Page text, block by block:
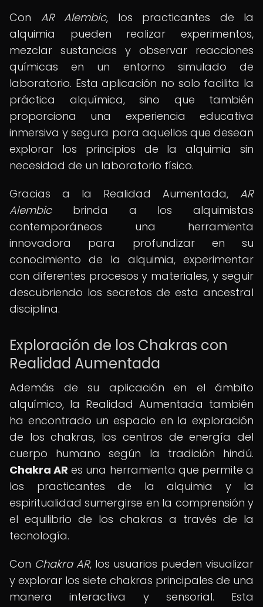
Con AR Alembic, los practicantes de la
alquimia pueden realizar experimentos,
mezclar sustancias y observar reacciones
químicas en un entorno simulado de
laboratorio. Esta aplicación no solo facilita la
práctica alquímica, sino que también
proporciona una experiencia educativa
inmersiva y segura para aquellos que desean
explorar los principios de la alquimia sin
necesidad de un laboratorio físico.
Gracias a la Realidad Aumentada, AR
Alembicbrinda a los alquimistas
contemporáneos una herramienta
innovadora para profundizar en su
conocimiento de la alquimia, experimentar
con diferentes procesos y materiales, y seguir
descubriendo los secretos de esta ancestral
disciplina.
Exploración de los Chakras con
Realidad Aumentada
Además de su aplicación en el ámbito
alquímico, la Realidad Aumentada también
ha encontrado un espacio en la exploración
de los chakras, los centros de energía del
cuerpo humano según la tradición hindú.
Chakra AR es una herramienta que permite a
los practicantes de la alquimia y la
espiritualidad sumergirse en la comprensión y
el equilibrio de los chakras a través de la
tecnología.
Con Chakra AR, los usuarios pueden visualizar
y explorar los siete chakras principales de una
manera interactiva y sensorial. Esta